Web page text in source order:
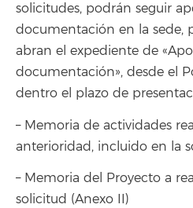
solicitudes, podrán seguir
documentación en la sede,
abran el expediente de
documentación», desde el
dentro el plazo de
– Memoria de actividades
anterioridad, incluido en la
– Memoria del Proyecto a
solicitud (Anexo II)